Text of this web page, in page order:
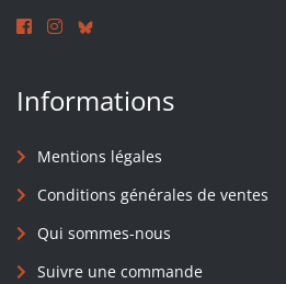
Informations
Mentions légales
Conditions générales de ventes
Qui sommes-nous
Suivre une commande